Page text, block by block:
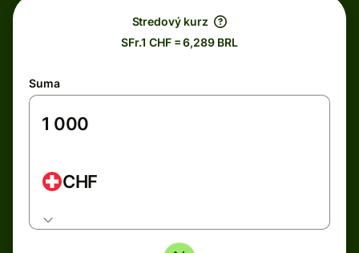
Stredový kurz
SFr.1 CHF = 6,289 BRL
Suma
CHF